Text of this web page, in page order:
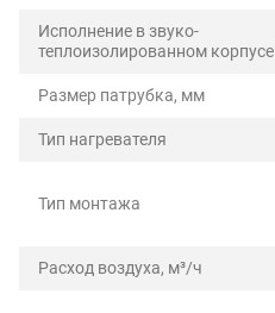
Исполнение в звуко-
теплоизолированном корпусе
Размер патрубка, мм
Тип нагревателя
Тип монтажа
Расход воздуха, м³/ч